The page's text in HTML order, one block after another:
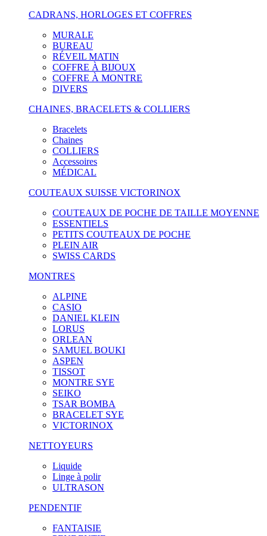
CADRANS, HORLOGES ET COFFRES
MURALE
BUREAU
RÉVEIL MATIN
COFFRE À BIJOUX
COFFRE À MONTRE
DIVERS
CHAINES, BRACELETS & COLLIERS
Bracelets
Chaines
COLLIERS
Accessoires
MÉDICAL
COUTEAUX SUISSE VICTORINOX
COUTEAUX DE POCHE DE TAILLE MOYENNE
ESSENTIELS
PETITS COUTEAUX DE POCHE
PLEIN AIR
SWISS CARDS
MONTRES
ALPINE
CASIO
DANIEL KLEIN
LORUS
ORLEAN
SAMUEL BOUKI
ASPEN
TISSOT
MONTRE SYE
SEIKO
TSAR BOMBA
BRACELET SYE
VICTORINOX
NETTOYEURS
Liquide
Linge à polir
ULTRASON
PENDENTIF
FANTAISIE